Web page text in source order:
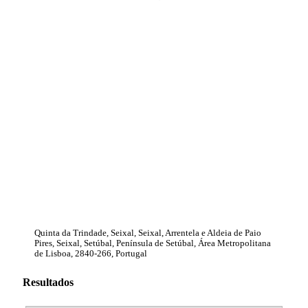
Quinta da Trindade, Seixal, Seixal, Arrentela e Aldeia de Paio
Pires, Seixal, Setúbal, Península de Setúbal, Área Metropolitana
de Lisboa, 2840-266, Portugal
Resultados